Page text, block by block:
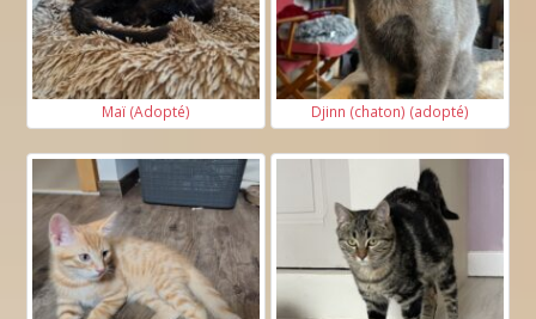
Maï (Adopté) Djinn (chaton) (adopté)